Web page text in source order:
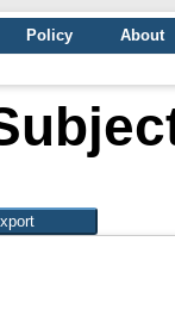
Policy
About